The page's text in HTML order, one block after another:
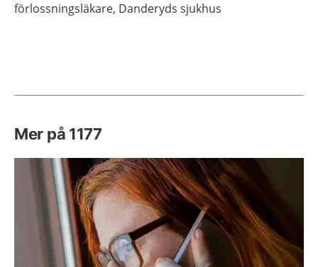
förlossningsläkare, Danderyds sjukhus
Mer på 1177